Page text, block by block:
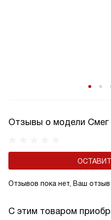
Отзывы о модели Смег
Отзывов пока нет, Ваш
С этим товаром